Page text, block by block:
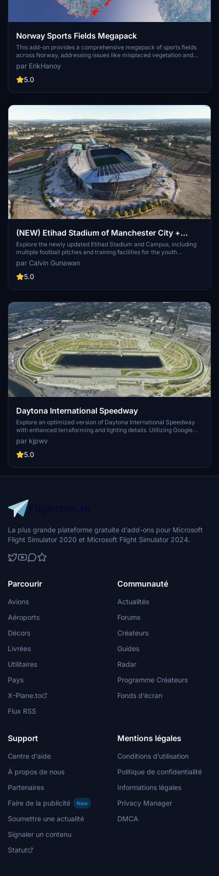
Norway Sports Fields Megapack
This add-on provides a comprehensive megapack of sports fields
across Norway, addressing issues like misplaced vegetation and
buildings present in the default simulator. It enhances the
appearance of the fields with realistic artificial grass that does not
change color seasonally, along with added features such as light
maintain performance, this addon aims to improve the visual fidelity
par ErikHanoy
5.0
(NEW) Etihad Stadium of Manchester City +
Etihad Academy for youth team
Explore the newly updated Etihad Stadium and Campus, including
multiple football pitches and training facilities for the youth
academy team of Manchester City.
par Calvin Gunawan
5.0
Daytona International Speedway
Explore an optimized version of Daytona International Speedway
with enhanced terraforming and lighting details. Utilizing Google
Photogrammetry post-2016 remodel, this add-on captures the
iconic racetrack with updated features. Version 1.1 includes
recaptured turns, tweaked terraforming, and a new POI marker for
Folder to install.
par kjpwv
5.0
La plus grande plateforme gratuite d’add-ons pour Microsoft
Flight Simulator 2020 et Microsoft Flight Simulator 2024.
Parcourir
Avions
Aéroports
Décors
Livrées
Utilitaires
Pays
X-Plane.to
Flux RSS
Communauté
Actualités
Forums
Créateurs
Guides
Radar
Programme Créateurs
Fonds d’écran
Support
Centre d’aide
À propos de nous
Partenaires
Faire de la publicité
New
Soumettre une actualité
Signaler un contenu
Statut
Mentions légales
Conditions d’utilisation
Politique de confidentialité
Informations légales
Privacy Manager
DMCA